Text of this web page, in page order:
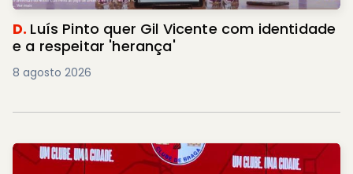
D. Luís Pinto quer Gil Vicente com identidade
e a respeitar 'herança'
8 agosto 2026